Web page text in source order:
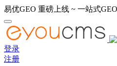
易优GEO 重磅上线 ~ 一站式
登录
注册